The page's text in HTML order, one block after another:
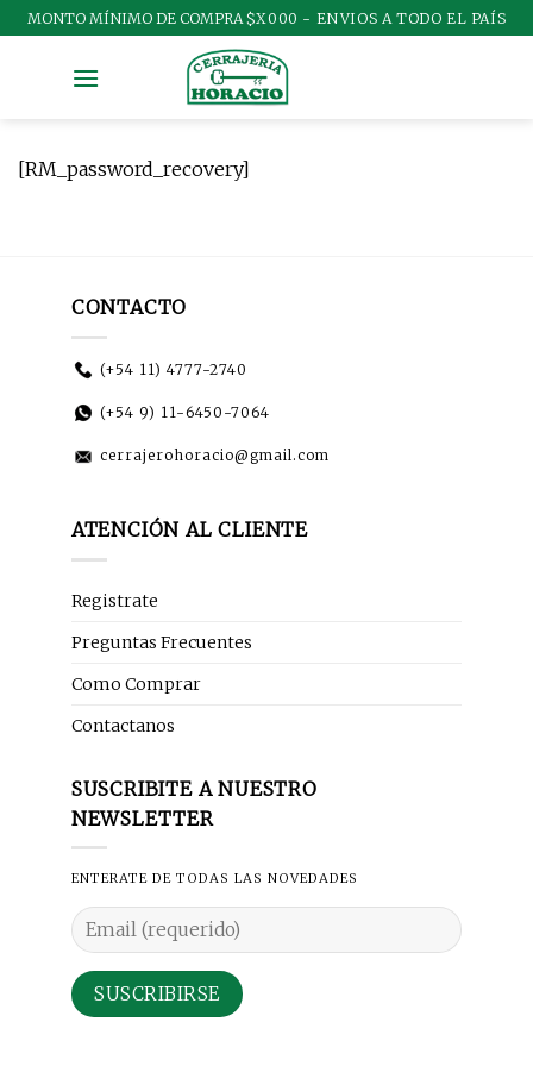
Skip
to
MONTO MÍNIMO DE COMPRA $X000 - ENVIOS A TODO EL PAÍS
[RM_password_recovery]
CONTACTO
(+54 11) 4777-2740
(+54 9) 11-6450-7064
cerrajerohoracio@gmail.com
ATENCIÓN AL CLIENTE
Registrate
Preguntas Frecuentes
Como Comprar
Contactanos
SUSCRIBITE A NUESTRO
NEWSLETTER
ENTERATE DE TODAS LAS NOVEDADES